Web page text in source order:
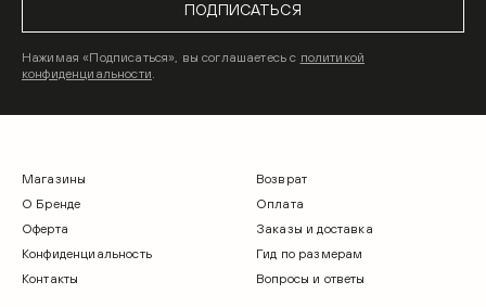
ПОДПИСАТЬСЯ
Нажимая «Подписаться», вы соглашаетесь с политикой
конфиденциальности.
Магазины
О Бренде
Оферта
Конфиденциальность
Контакты
Возврат
Оплата
Заказы и доставка
Гид по размерам
Вопросы и ответы